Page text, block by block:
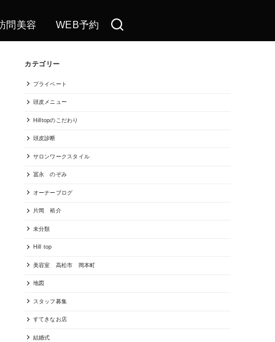
問美容 WEB予約
カテゴリー
プライベート
頭皮メニュー
Hilltopのこだわり
頭皮診断
サロンワークスタイル
冨永 のぞみ
オーナーブログ
片岡 裕介
未分類
Hill top
美容室 高松市 岡本町
地図
スタッフ募集
すてきなお店
結婚式